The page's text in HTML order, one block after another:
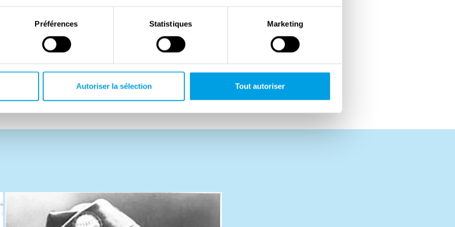
Préférences Statistiques Marketing
Autoriser la sélection Tout autoriser
à quelques centimètres d’une veine
un hôpital d’Angleterre, où il apprit qu’il avait
distinction américaine récompensant le courage
de rentrer chez lui pour épouser Leona. «
un journal. « Lorsque l’armée m’a envoyé au front,
et non à la peur. »